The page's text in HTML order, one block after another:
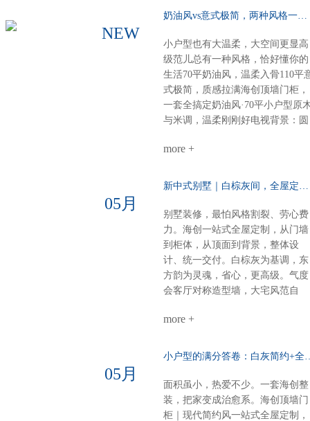
NEW
小户型也有大温柔，大空间更显高
级范儿总有一种风格，恰好懂你的
生活70平奶油风，温柔入骨110平
式极简，质感拉满海创顶墙门柜，
一套全搞定奶油风·70平小户型原
与米调，温柔刚刚好电视背景：圆
虽小却全，定制柜配套温馨精致整
适感意式极简·110平大户型高级不
计，干净利落沙发背景：奢石点
缀，一眼高级餐厅定制柜：泰国进
口索纳彩系列，质感出众卧室：墙
柜一体化，统一又高级厨房阳台顶
部：博格铝蜂窝大板，内嵌磁吸轨
道与灯具，简约时尚一站式整装，
式高级海创顶墙门柜，全屋一体定
到底
more +
05月
别墅装修，最怕风格割裂、劳心费
力。海创一站式全屋定制，从门墙
到柜体，从顶面到背景，整体设
计、统一交付。白棕灰为基调，东
方韵为灵魂，省心，更高级。气度
会客厅对称造型墙，大宅风范自
而奢华。错层沙发背景，融入中式
意主卧山水画悠然入墙，顶墙一体
空间，亦成画境。雅韵茶室门墙柜
同色配套，线条简洁，材质统一。
煮茶待客，静谧有序，东方生活哲
more +
05月
面积虽小，热爱不少。一套海创整
装，把家变成治愈系。海创顶墙门
柜｜现代简约风一站式全屋定制，